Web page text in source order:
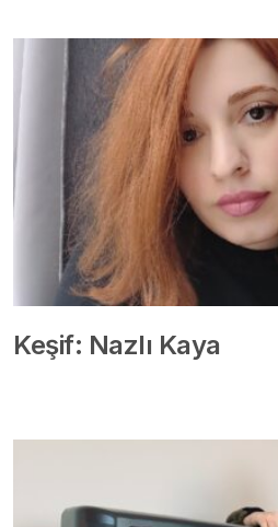
Keşif: Nazlı Kaya